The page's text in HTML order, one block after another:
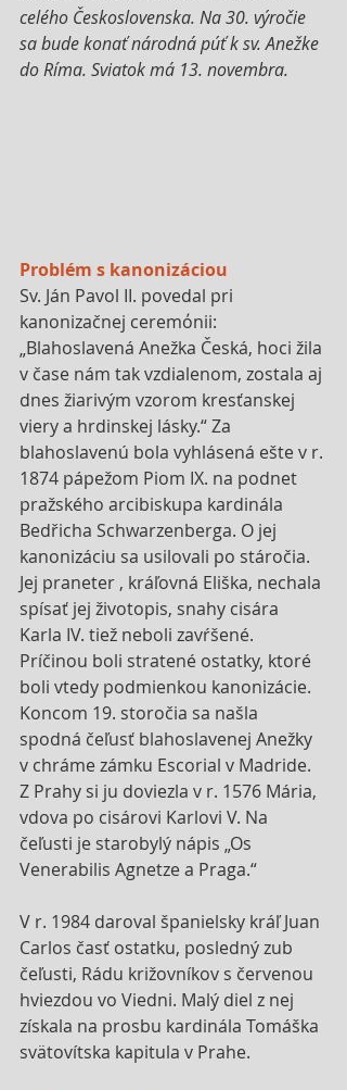
celého Československa. Na 30. výročie
sa bude konať národná púť k sv. Anežke
do Ríma. Sviatok má 13. novembra.
Problém s kanonizáciou
Sv. Ján Pavol II. povedal pri
kanonizačnej ceremόnii:
„Blahoslavená Anežka Česká, hoci žila
v čase nám tak vzdialenom, zostala aj
dnes žiarivým vzorom kresťanskej
viery a hrdinskej lásky.“ Za
blahoslavenú bola vyhlásená ešte v r.
1874 pápežom Piom IX. na podnet
pražského arcibiskupa kardinála
Bedřicha Schwarzenberga. O jej
kanonizáciu sa usilovali po stáročia.
Jej praneter , kráľovná Eliška, nechala
spísať jej životopis, snahy cisára
Karla IV. tiež neboli zavŕšené.
Príčinou boli stratené ostatky, ktoré
boli vtedy podmienkou kanonizácie.
Koncom 19. storočia sa našla
spodná čeľusť blahoslavenej Anežky
v chráme zámku Escorial v Madride.
Z Prahy si ju doviezla v r. 1576 Mária,
vdova po cisárovi Karlovi V. Na
čeľusti je starobylý nápis „Os
Venerabilis Agnetze a Praga.“
V r. 1984 daroval španielsky kráľ Juan
Carlos časť ostatku, posledný zub
čeľusti, Rádu križovníkov s červenou
hviezdou vo Viedni. Malý diel z nej
získala na prosbu kardinála Tomáška
svätovítska kapitula v Prahe.